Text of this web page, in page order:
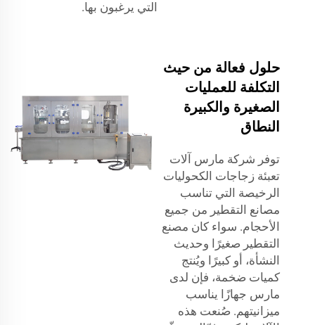
التي يرغبون بها.
حلول فعالة من حيث
التكلفة للعمليات
الصغيرة والكبيرة
النطاق
توفر شركة مارس آلات
تعبئة زجاجات الكحوليات
الرخيصة التي تناسب
مصانع التقطير من جميع
الأحجام. سواء كان مصنع
التقطير صغيرًا وحديث
النشأة، أو كبيرًا ويُنتج
كميات ضخمة، فإن لدى
مارس جهازًا يناسب
ميزانيتهم. صُنعت هذه